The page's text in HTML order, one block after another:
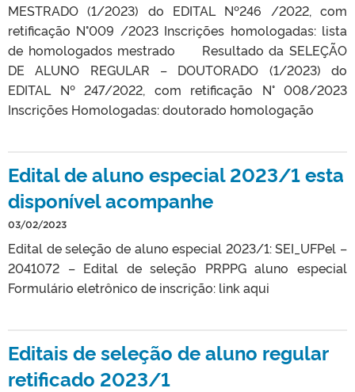
MESTRADO (1/2023) do EDITAL Nº246 /2022, com
retificação N°009 /2023 Inscrições homologadas: lista
de homologados mestrado Resultado da SELEÇÃO
DE ALUNO REGULAR – DOUTORADO (1/2023) do
EDITAL Nº 247/2022, com retificação N° 008/2023
Inscrições Homologadas: doutorado homologação
Edital de aluno especial 2023/1 esta
disponível acompanhe
03/02/2023
Edital de seleção de aluno especial 2023/1: SEI_UFPel –
2041072 – Edital de seleção PRPPG aluno especial
Formulário eletrônico de inscrição: link aqui
Editais de seleção de aluno regular
retificado 2023/1